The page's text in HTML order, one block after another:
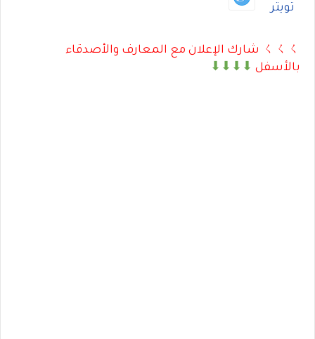
تويتر
ㄑㄑㄑ شارك الإعلان مع المعارف والأصدقاء
بالأسفل ⬇⬇⬇⬇